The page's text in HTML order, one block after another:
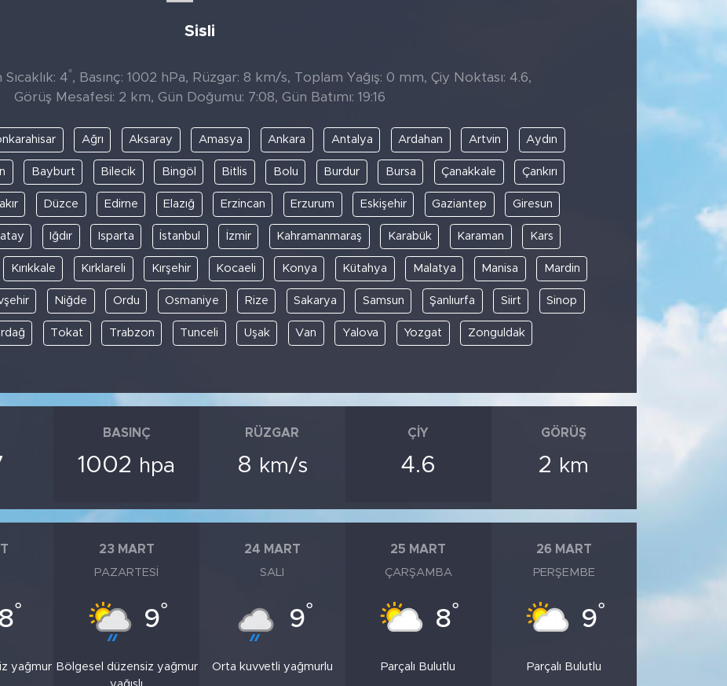
Sisli
4°, Basınç: 1002 hPa, Rüzgar: 8 km/s, Toplam Yağış: 0 mm, Çiy Noktası: 4.6,
Görüş Mesafesi: 2 km, Gün Doğumu: 7:08, Gün Batımı: 19:16
Ağrı Aksaray Amasya Ankara Antalya Ardahan Artvin Aydın
Bayburt Bilecik Bingöl Bitlis Bolu Burdur Bursa Çanakkale Çankırı
Düzce Edirne Elazığ Erzincan Erzurum Eskişehir Gaziantep Giresun
Iğdır Isparta İstanbul İzmir Kahramanmaraş Karabük Karaman Kars
Kırıkkale Kırklareli Kırşehir Kocaeli Konya Kütahya Malatya Manisa Mardin
Niğde Ordu Osmaniye Rize Sakarya Samsun Şanlıurfa Siirt Sinop
Tokat Trabzon Tunceli Uşak Van Yalova Yozgat Zonguldak
BASINÇ
1002 hpa
RÜZGAR
8 km/s
ÇIY
4.6
GÖRÜŞ
2 km
8°
yağmur
23 MART
PAZARTESI
9°
Bölgesel düzensiz yağmur
24 MART
SALI
9°
Orta kuvvetli yağmurlu
25 MART
ÇARŞAMBA
8°
Parçalı Bulutlu
26 MART
PERŞEMBE
9°
Parçalı Bulutlu